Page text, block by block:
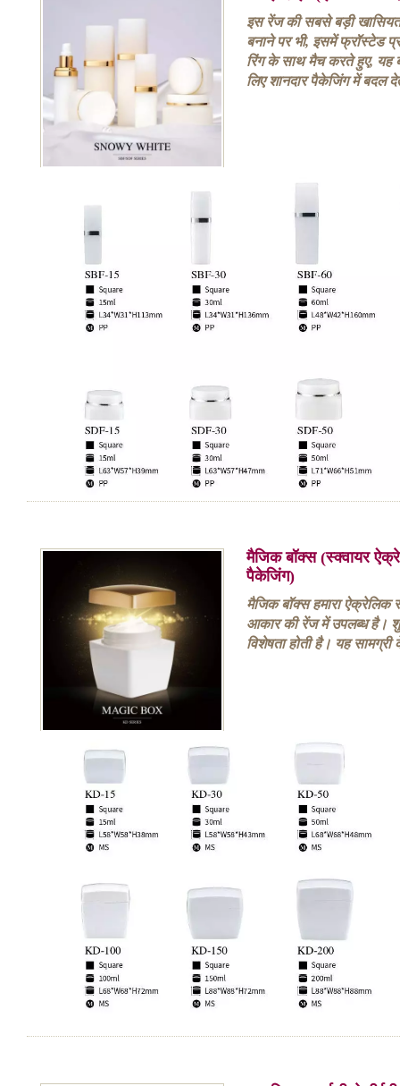
इस रेंज की सबसे बड़ी
बनाने पर भी, इसमें फ्रॉस्टेड
रिंग के साथ मैच करते हुए, यह
लिए शानदार पैकेजिंग में बदल
मैजिक बॉक्स (स्क्वायर
पैकेजिंग)
मैजिक बॉक्स हमारा ऐक्रेलिक
आकार की रेंज में उपलब्ध है।
विशेषता होती है। यह